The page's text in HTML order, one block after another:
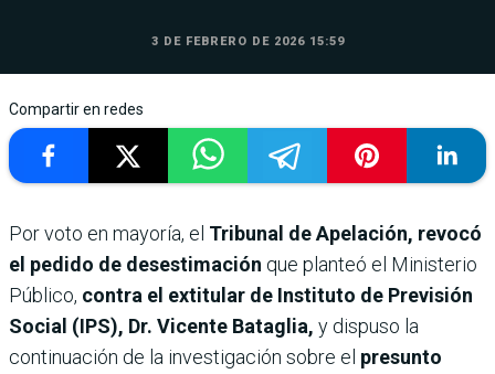
3 DE FEBRERO DE 2026 15:59
Compartir en redes
Por voto en mayoría, el Tribunal de Apelación, revocó
el pedido de desestimación que planteó el Ministerio
Público, contra el extitular de Instituto de Previsión
Social (IPS), Dr. Vicente Bataglia, y dispuso la
continuación de la investigación sobre el presunto